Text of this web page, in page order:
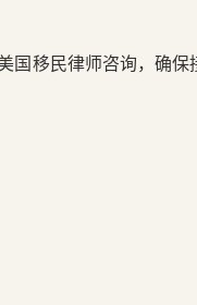
国移民律师咨询，确保